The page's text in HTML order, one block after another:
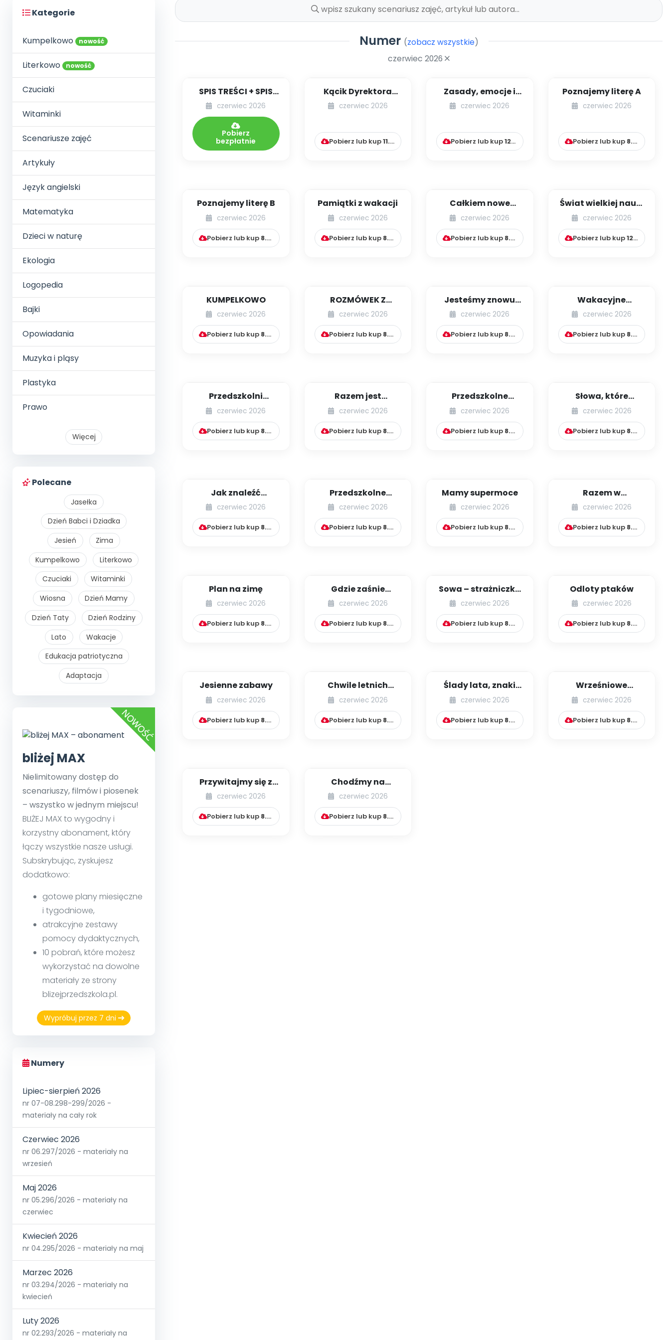
Kategorie
Kumpelkowo nowość
Literkowo nowość
Czuciaki
Witaminki
Scenariusze zajęć
Artykuły
Język angielski
Matematyka
Dzieci w naturę
Ekologia
Logopedia
Bajki
Opowiadania
Muzyka i pląsy
Plastyka
Prawo
Więcej
Polecane
Jasełka
Dzień Babci i Dziadka
Jesień
Zima
Kumpelkowo
Literkowo
Czuciaki
Witaminki
Wiosna
Dzień Mamy
Dzień Taty
Dzień Rodziny
Lato
Wakacje
Edukacja patriotyczna
Adaptacja
bliżej MAX
Nielimitowany dostęp do
scenariuszy, filmów i piosenek
– wszystko w jednym miejscu!
BLIŻEJ MAX to wygodny i
korzystny abonament, który
łączy wszystkie nasze usługi.
Subskrybując, zyskujesz
dodatkowo:
gotowe plany miesięczne
i tygodniowe,
atrakcyjne zestawy
pomocy dydaktycznych,
10 pobrań, które możesz
wykorzystać na dowolne
materiały ze strony
blizejprzedszkola.pl.
Wypróbuj przez 7 dni
Numery
Lipiec-sierpień 2026
nr 07-08.298-299/2026 -
materiały na cały rok
Czerwiec 2026
nr 06.297/2026 - materiały na
wrzesień
Maj 2026
nr 05.296/2026 - materiały na
czerwiec
Kwiecień 2026
nr 04.295/2026 - materiały na maj
Marzec 2026
nr 03.294/2026 - materiały na
kwiecień
Luty 2026
nr 02.293/2026 - materiały na
Numer (zobacz wszystkie)
czerwiec 2026
SPIS TREŚCI + SPIS
POMOCY
06.297/2026
czerwiec 2026
Pobierz
bezpłatnie
Kącik Dyrektora
Przedszkola [cz. 10]
czerwiec 2026
Pobierz lub kup11.99 zł
Zasady, emocje i
relacje – jak
czerwiec 2026
Pobierz lub kup12.00 zł
Poznajemy literę A
czerwiec 2026
Pobierz lub kup 8.99 zł
Poznajemy literę B
czerwiec 2026
Pobierz lub kup 8.99 zł
Pamiątki z wakacji
czerwiec 2026
Pobierz lub kup 8.99 zł
Całkiem nowe
zabawy dywanowe
czerwiec 2026
Pobierz lub kup 8.99 zł
Świat wielkiej nauki
małych relacji –
witajcie w Kumpel...
czerwiec 2026
Pobierz lub kup12.00 zł
KUMPELKOWO
czerwiec 2026
Pobierz lub kup 8.99 zł
ROZMÓWEK Z
KUMPELKOWA
czerwiec 2026
Pobierz lub kup 8.99 zł
Jesteśmy znowu
razem
czerwiec 2026
Pobierz lub kup 8.99 zł
Wakacyjne
wspomnienia
czerwiec 2026
Pobierz lub kup 8.99 zł
Przedszkolni
przyjaciele
czerwiec 2026
Pobierz lub kup 8.99 zł
Razem jest
świetnie!
czerwiec 2026
Pobierz lub kup 8.99 zł
Przedszkolne
zabawy
czerwiec 2026
Pobierz lub kup 8.99 zł
Słowa, które
zmieniają świat
czerwiec 2026
Pobierz lub kup 8.99 zł
Jak znaleźć
przyjaciela?
czerwiec 2026
Pobierz lub kup 8.99 zł
Przedszkolne
zabawki
czerwiec 2026
Pobierz lub kup 8.99 zł
Mamy supermoce
czerwiec 2026
Pobierz lub kup 8.99 zł
Razem w
przedszkolu
czerwiec 2026
Pobierz lub kup 8.99 zł
Plan na zimę
czerwiec 2026
Pobierz lub kup 8.99 zł
Gdzie zaśnie
niedźwiedź?
czerwiec 2026
Pobierz lub kup 8.99 zł
Sowa – strażniczka
lasu
czerwiec 2026
Pobierz lub kup 8.99 zł
Odloty ptaków
czerwiec 2026
Pobierz lub kup 8.99 zł
Jesienne zabawy
czerwiec 2026
Pobierz lub kup 8.99 zł
Chwile letnich
wspomnień
czerwiec 2026
Pobierz lub kup 8.99 zł
Ślady lata, znaki
jesieni
czerwiec 2026
Pobierz lub kup 8.99 zł
Wrześniowe
wędrówki
czerwiec 2026
Pobierz lub kup 8.99 zł
Przywitajmy się z
jesienią
czerwiec 2026
Pobierz lub kup 8.99 zł
Chodźmy na
jesienny spacer
czerwiec 2026
Pobierz lub kup 8.99 zł